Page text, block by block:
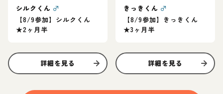
シルクくん ♂
【8/9参加】シルクくん
★2ヶ月半
詳細を見る
きっきくん ♂
【8/9参加】きっきくん
★3ヶ月半
詳細を見る